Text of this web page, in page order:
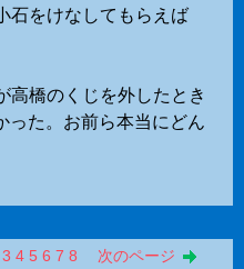
石をけなしてもらえば
高橋のくじを外したとき
った。お前ら本当にどん
3 4 5 6 7 8 次のページ